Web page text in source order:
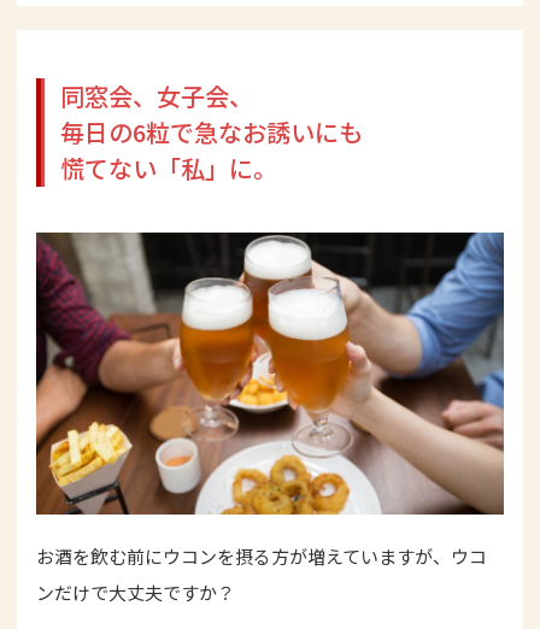
350mg×180粒入（約30日分）
同窓会、女子会、
毎日の6粒で急なお誘いにも
慌てない「私」に。
お酒を飲む前にウコンを摂る方が増えていますが、ウコ
ンだけで大丈夫ですか？